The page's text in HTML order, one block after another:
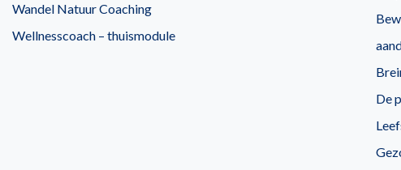
Wandel Natuur Coaching
Wellnesscoach – thuismodule
De